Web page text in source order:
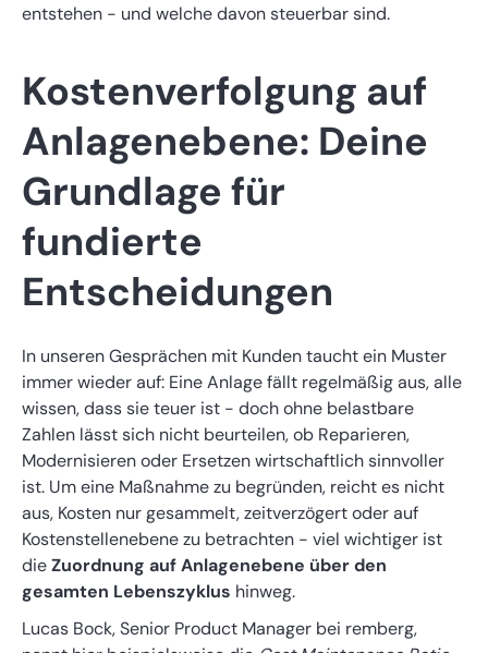
entstehen - und welche davon steuerbar sind.
Kostenverfolgung auf
Anlagenebene: Deine
Grundlage für
fundierte
Entscheidungen
In unseren Gesprächen mit Kunden taucht ein Muster
immer wieder auf: Eine Anlage fällt regelmäßig aus, alle
wissen, dass sie teuer ist - doch ohne belastbare
Zahlen lässt sich nicht beurteilen, ob Reparieren,
Modernisieren oder Ersetzen wirtschaftlich sinnvoller
ist. Um eine Maßnahme zu begründen, reicht es nicht
aus, Kosten nur gesammelt, zeitverzögert oder auf
Kostenstellenebene zu betrachten - viel wichtiger ist
dieZuordnung auf Anlagenebene über den
gesamten Lebenszyklus hinweg.
Lucas Bock, Senior Product Manager bei remberg,